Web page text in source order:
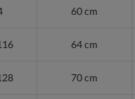
60 cm
64 cm
70 cm